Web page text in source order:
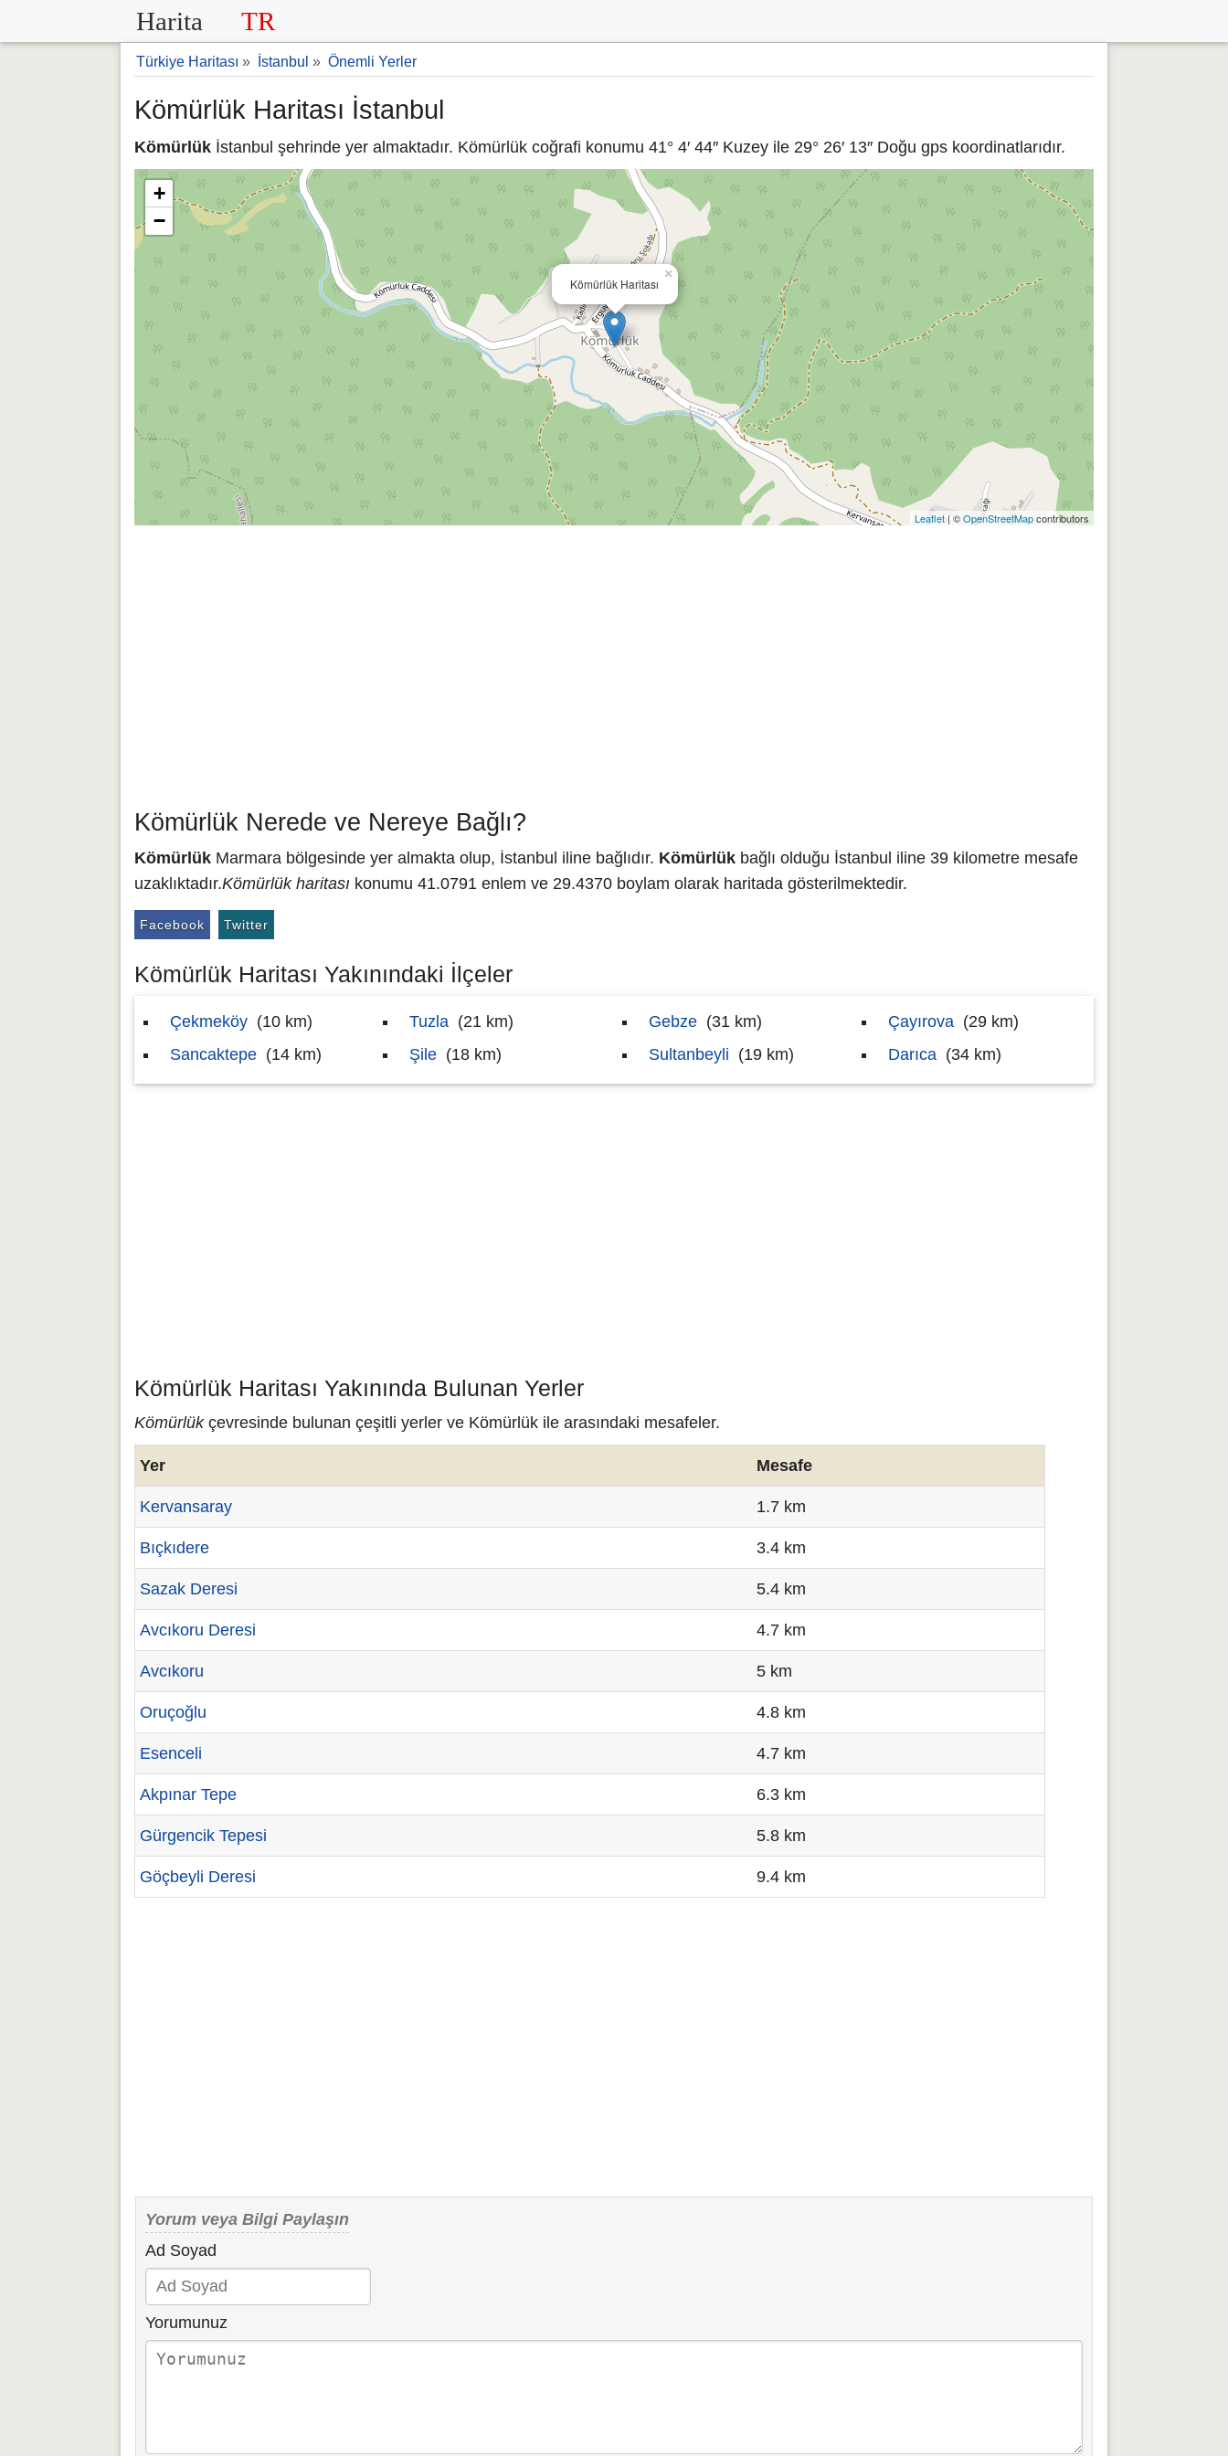
Harita TR
Türkiye Haritası » İstanbul » Önemli Yerler
Kömürlük Haritası İstanbul
Kömürlük İstanbul şehrinde yer almaktadır. Kömürlük coğrafi konumu 41° 4′ 44″ Kuzey ile 29° 26′ 13″ Doğu gps koordinatlarıdır.
Kömürlük Haritası
×
+
−
Leaflet| ©OpenStreetMapcontributors
Kömürlük Nerede ve Nereye Bağlı?
Kömürlük Marmara bölgesinde yer almakta olup, İstanbul iline bağlıdır. Kömürlük bağlı olduğu İstanbul iline 39 kilometre mesafe
uzaklıktadır.Kömürlük haritası konumu 41.0791 enlem ve 29.4370 boylam olarak haritada gösterilmektedir.
Facebook Twitter
Kömürlük Haritası Yakınındaki İlçeler
Çekmeköy (10 km)
Sancaktepe (14 km)
Tuzla (21 km)
Şile (18 km)
Gebze (31 km)
Sultanbeyli (19 km)
Çayırova (29 km)
Darıca (34 km)
Kömürlük Haritası Yakınında Bulunan Yerler
Kömürlükçevresinde bulunan çeşitli yerler ve Kömürlük ile arasındaki mesafeler.
Yer Mesafe
Kervansaray 1.7 km
Bıçkıdere 3.4 km
Sazak Deresi 5.4 km
Avcıkoru Deresi 4.7 km
Avcıkoru 5 km
Oruçoğlu 4.8 km
Esenceli 4.7 km
Akpınar Tepe 6.3 km
Gürgencik Tepesi 5.8 km
Göçbeyli Deresi 9.4 km
Yorum veya Bilgi Paylaşın
Ad Soyad
Yorumunuz